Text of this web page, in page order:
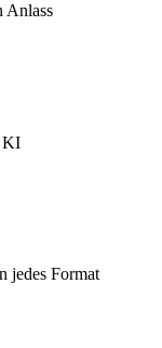
Anlass
KI
jedes Format